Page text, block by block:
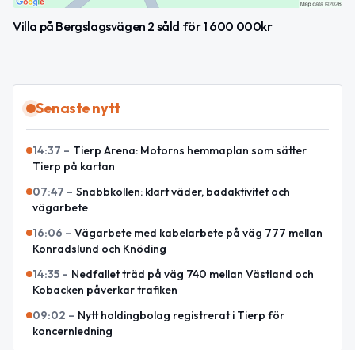
Villa på Bergslagsvägen 2 såld för 1 600 000kr
Senaste nytt
14:37 – Tierp Arena: Motorns hemmaplan som sätter
Tierp på kartan
07:47 – Snabbkollen: klart väder, badaktivitet och
vägarbete
16:06 – Vägarbete med kabelarbete på väg 777 mellan
Konradslund och Knöding
14:35 – Nedfallet träd på väg 740 mellan Västland och
Kobacken påverkar trafiken
09:02 – Nytt holdingbolag registrerat i Tierp för
koncernledning